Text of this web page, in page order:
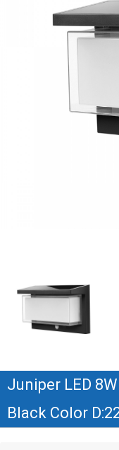
Juniper LED
Black Color